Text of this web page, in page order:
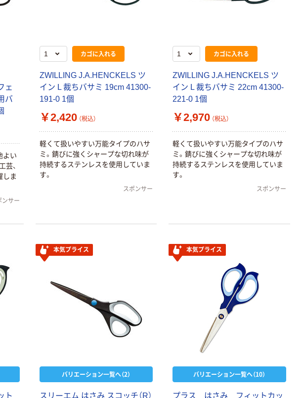
ェ
バ
よい
芸、
しま
ンサー
カゴに入れる
ZWILLING J.A.HENCKELS ツ
イン L 裁ちバサミ 19cm 41300-
191-0 1個
￥2,420 （税込）
軽くて扱いやすい万能タイプのハサ
ミ。錆びに強くシャープな切れ味が
持続するステンレスを使用していま
す。
スポンサー
カゴに入れる
ZWILLING J.A.HENCKELS ツ
イン L 裁ちバサミ 22cm 41300-
221-0 1個
￥2,970 （税込）
軽くて扱いやすい万能タイプのハサ
ミ。錆びに強くシャープな切れ味が
持続するステンレスを使用していま
す。
スポンサー
ト
本気プライス
バリエーション一覧へ（2）
スリーエム はさみ スコッチ（R）
本気プライス
バリエーション一覧へ（10）
プラス はさみ フィットカッ